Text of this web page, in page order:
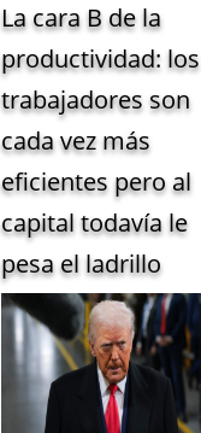
La cara B de la
productividad: los
trabajadores son
cada vez más
eficientes pero al
capital todavía le
pesa el ladrillo